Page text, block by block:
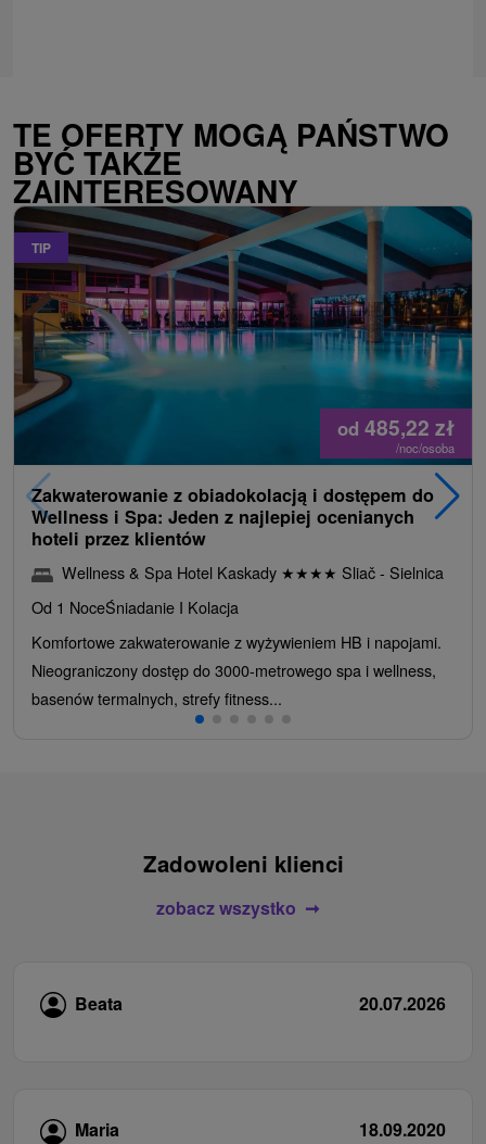
TE OFERTY MOGĄ PAŃSTWO
BYĆ TAKŻE
ZAINTERESOWANY
TIP
od 485,22 zł
/noc/osoba
Zakwaterowanie z obiadokolacją i dostępem do
Wellness i Spa: Jeden z najlepiej ocenianych
hoteli przez klientów
Wellness & Spa Hotel Kaskady ★★★★ Sliač - Sielnica
Od 1 NoceŚniadanie I Kolacja
Komfortowe zakwaterowanie z wyżywieniem HB i napojami.
Nieograniczony dostęp do 3000-metrowego spa i wellness,
basenów termalnych, strefy fitness...
Zadowoleni klienci
zobacz wszystko
Beata 20.07.2026
Maria
18.09.2020